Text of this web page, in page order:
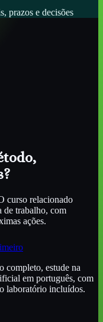
prazos e decisões
curso relacionado
de trabalho, com
ações.
completo, estude na
em português, com
laboratório incluídos.